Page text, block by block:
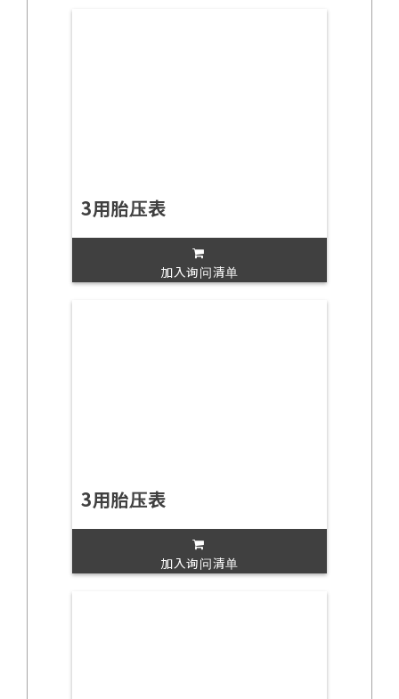
3用胎压表
加入询问清单
3用胎压表
加入询问清单